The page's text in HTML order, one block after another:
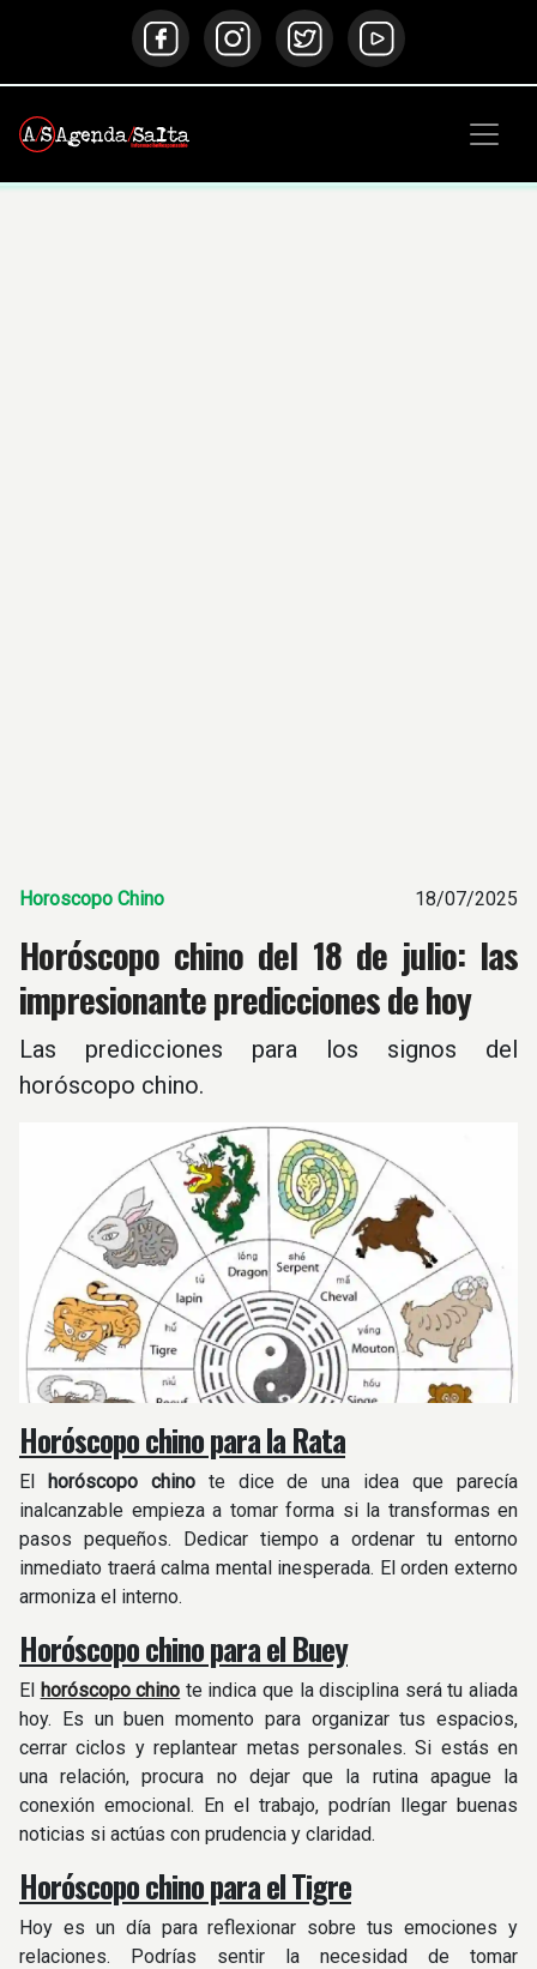
Horoscopo Chino 18/07/2025
Horóscopo chino del 18 de julio: las
impresionante predicciones de hoy
Las predicciones para los signos del
horóscopo chino.
Horóscopo chino para la Rata
El horóscopo chinote dice de una idea que parecía
inalcanzable empieza a tomar forma si la transformas en
pasos pequeños. Dedicar tiempo a ordenar tu entorno
inmediato traerá calma mental inesperada. El orden externo
armoniza el interno.
Horóscopo chino para el Buey
El horóscopo chino te indica que la disciplina será tu aliada
hoy. Es un buen momento para organizar tus espacios,
cerrar ciclos y replantear metas personales. Si estás en
una relación, procura no dejar que la rutina apague la
conexión emocional. En el trabajo, podrían llegar buenas
noticias si actúas con prudencia y claridad.
Horóscopo chino para el Tigre
Hoy es un día para reflexionar sobre tus emociones y
relaciones. Podrías sentir la necesidad de tomar